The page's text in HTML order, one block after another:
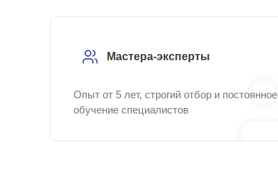
Мастера-эксперты
Опыт от 5 лет, строгий отбор и постоянное
обучение специалистов